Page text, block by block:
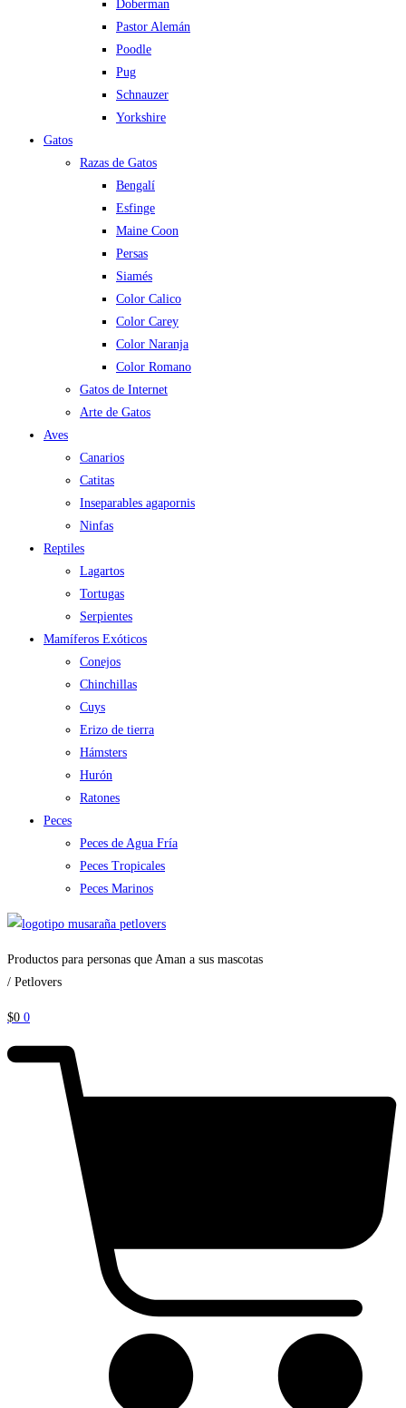
Doberman
Pastor Alemán
Poodle
Pug
Schnauzer
Yorkshire
Gatos
Razas de Gatos
Bengalí
Esfinge
Maine Coon
Persas
Siamés
Color Calico
Color Carey
Color Naranja
Color Romano
Gatos de Internet
Arte de Gatos
Aves
Canarios
Catitas
Inseparables agapornis
Ninfas
Reptiles
Lagartos
Tortugas
Serpientes
Mamíferos Exóticos
Conejos
Chinchillas
Cuys
Erizo de tierra
Hámsters
Hurón
Ratones
Peces
Peces de Agua Fría
Peces Tropicales
Peces Marinos
Productos para personas que Aman a sus mascotas
/ Petlovers
$0 0